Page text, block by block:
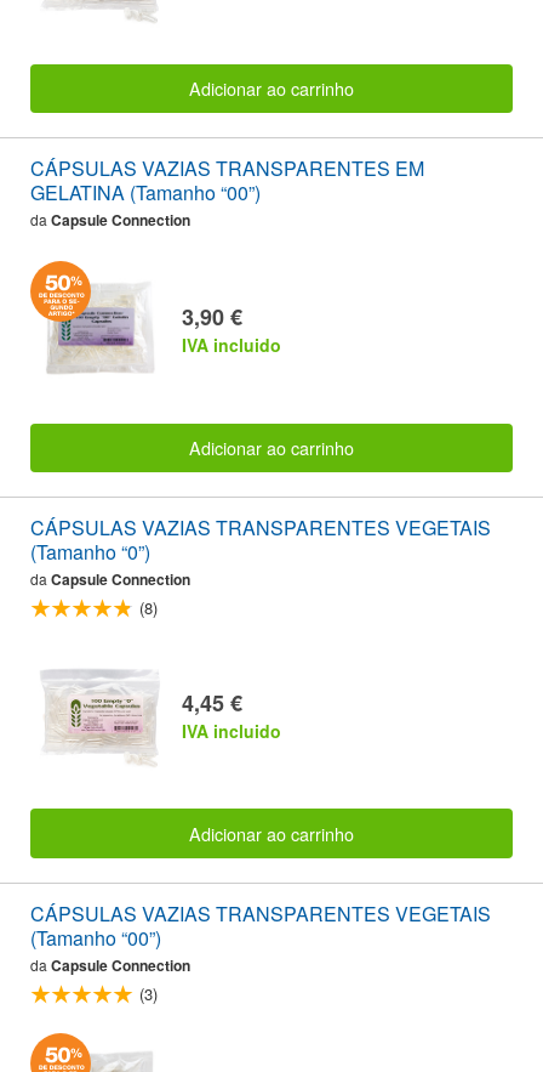
Adicionar ao carrinho
CÁPSULAS VAZIAS TRANSPARENTES EM
GELATINA (Tamanho “00”)
da Capsule Connection
3,90 €
IVA incluido
Adicionar ao carrinho
CÁPSULAS VAZIAS TRANSPARENTES VEGETAIS
(Tamanho “0”)
da Capsule Connection
(8)
4,45 €
IVA incluido
Adicionar ao carrinho
CÁPSULAS VAZIAS TRANSPARENTES VEGETAIS
(Tamanho “00”)
da Capsule Connection
(3)